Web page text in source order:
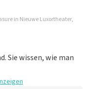
in Nieuwe Luxortheater,
Sie wissen, wie man